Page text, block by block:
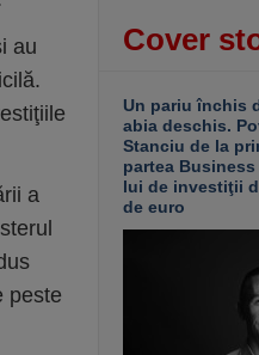
au
a
peste
Cover
Un pariu închis
abia deschis.
Stanciu de la
partea
lui de investiţii
de euro